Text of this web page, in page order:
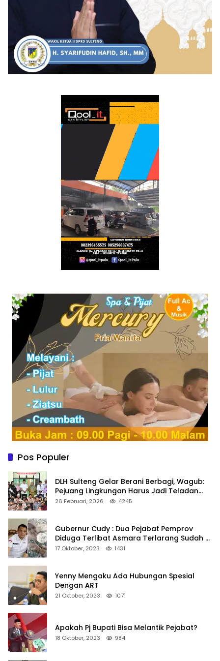
Pos Populer
DLH Sulteng Gelar Berani Berbagi, Wagub:
Pejuang Lingkungan Harus Jadi Teladan
Kepedulian
26 Februari, 2026 4245
Gubernur Cudy : Dua Pejabat Pemprov
Diduga Terlibat Asmara Terlarang Sudah di
Non Job
17 Oktober, 2023 1431
Yenny Mengaku Ada Hubungan Spesial
Dengan ART
21 Oktober, 2023 1071
Apakah Pj Bupati Bisa Melantik Pejabat?
18 Oktober, 2023 984